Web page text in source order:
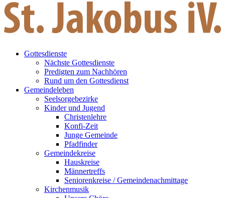
Gottesdienste
Nächste Gottesdienste
Predigten zum Nachhören
Rund um den Gottesdienst
Gemeindeleben
Seelsorgebezirke
Kinder und Jugend
Christenlehre
Konfi-Zeit
Junge Gemeinde
Pfadfinder
Gemeindekreise
Hauskreise
Männertreffs
Seniorenkreise / Gemeindenachmittage
Kirchenmusik